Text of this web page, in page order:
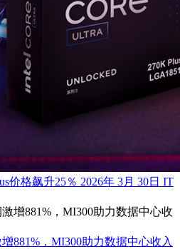
价格飙升25％ 2026年 3月 30日 IT
881%，MI300助力数据中心收入